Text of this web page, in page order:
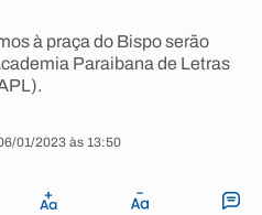
à praça do Bispo serão
Paraibana de Letras
01/2023 às 13:50